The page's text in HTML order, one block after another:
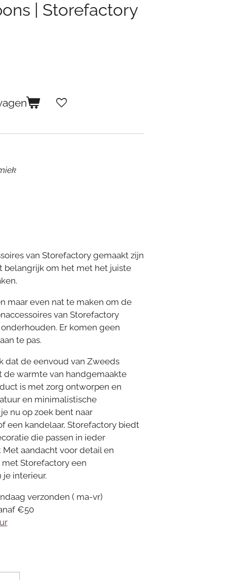
| Storefactory
van Storefactory gemaakt zijn
belangrijk om het met het juiste
maar even nat te maken om de
van Storefactory
Er komen geen
te pas.
dat de eenvoud van Zweeds
de warmte van handgemaakte
is met zorg ontworpen en
en minimalistische
nu op zoek bent naar
een kandelaar, Storefactory biedt
die passen in ieder
Met aandacht voor detail en
Storefactory een
je interieur.
verzonden ( ma-vr)
€50